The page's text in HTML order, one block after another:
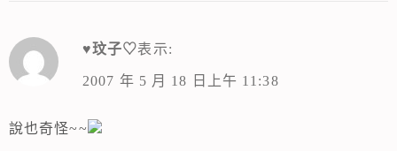
♥玟子♡表示:
2007 年 5 月 18 日上午 11:38
說也奇怪~~